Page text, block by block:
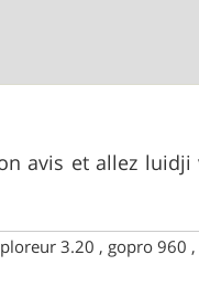
avis et allez
3.20 , gopro 960